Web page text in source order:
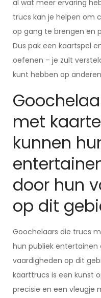
al wat meer ervaring
trucs kan je helpen om
op gang te brengen en
Dus pak een kaartspel
oefenen – je zult
kunt hebben op
met
kunnen
door hun
op dit
Goochelaars die trucs
hun publiek entertainen
vaardigheden op dit
kaarttrucs is een kunst
precisie en een vleugje